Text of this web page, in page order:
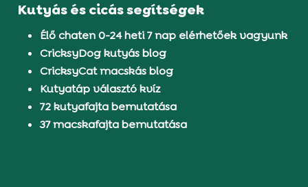
Kutyás és cicás segítségek
Élő chaten 0-24 heti 7 nap elérhetőek vagyunk
CricksyDog kutyás blog
CricksyCat macskás blog
Kutyatáp választó kvíz
72 kutyafajta bemutatása
37 macskafajta bemutatása